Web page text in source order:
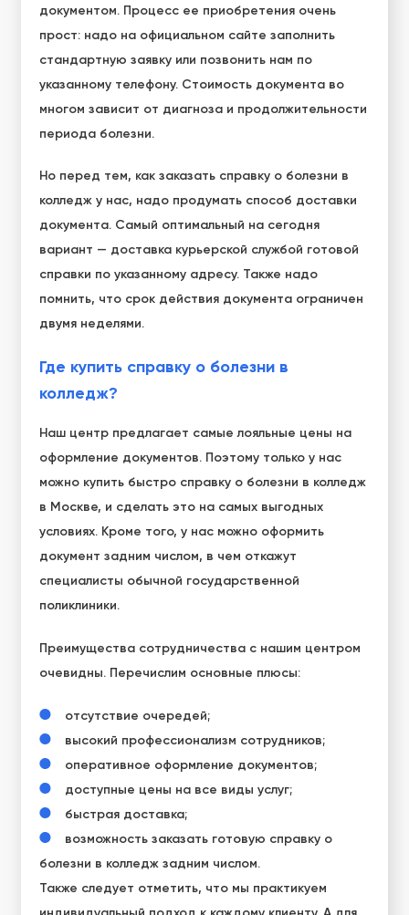
документом. Процесс ее приобретения очень
прост: надо на официальном сайте заполнить
стандартную заявку или позвонить нам по
указанному телефону. Стоимость документа во
многом зависит от диагноза и продолжительности
периода болезни.
Но перед тем, как заказать справку о болезни в
колледжу нас, надо продумать способ доставки
документа. Самый оптимальный на сегодня
вариант — доставка курьерской службой готовой
справки по указанному адресу. Также надо
помнить, что срок действия документа ограничен
двумя неделями.
Где купить справку о болезни в
колледж?
Наш центр предлагает самые лояльные цены на
оформление документов. Поэтому только у нас
можно купить быстро справку о болезни в колледж
в Москве, и сделать это на самых выгодных
условиях. Кроме того, у нас можно оформить
документ задним числом, в чем откажут
специалисты обычной государственной
поликлиники.
Преимущества сотрудничества с нашим центром
очевидны. Перечислим основные плюсы:
отсутствие очередей;
высокий профессионализм сотрудников;
оперативное оформление документов;
доступные цены на все виды услуг;
быстрая доставка;
возможность заказать готовую справку о
болезни в колледжзадним числом.
Также следует отметить, что мы практикуем